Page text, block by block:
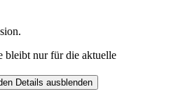
bleibt nur für die aktuelle
Details ausblenden